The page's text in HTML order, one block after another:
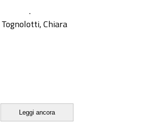
.
Chiara
Leggi ancora